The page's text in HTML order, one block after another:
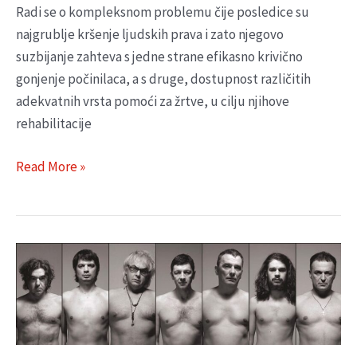
Radi se o kompleksnom problemu čije posledice su
najgrublje kršenje ljudskih prava i zato njegovo
suzbijanje zahteva s jedne strane efikasno krivično
gonjenje počinilaca, a s druge, dostupnost različitih
adekvatnih vrsta pomoći za žrtve, u cilju njihove
rehabilitacije
Read More »
ČINJENICE”
(2008)